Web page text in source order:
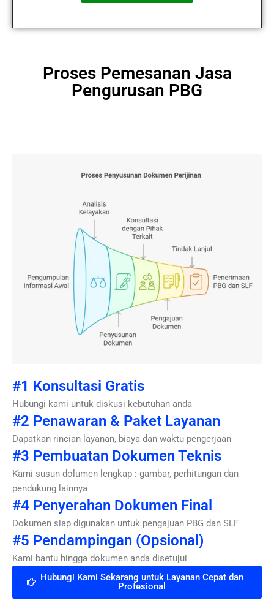
Proses Pemesanan Jasa
Pengurusan PBG
#1 Konsultasi Gratis
Hubungi kami untuk diskusi kebutuhan anda
#2 Penawaran & Paket Layanan
Dapatkan rincian layanan, biaya dan waktu pengerjaan
#3 Pembuatan Dokumen Teknis
Kami susun dolumen lengkap : gambar, perhitungan dan
pendukung lainnya
#4 Penyerahan Dokumen Final
Dokumen siap digunakan untuk pengajuan PBG dan SLF
#5 Pendampingan (Opsional)
Kami bantu hingga dokumen anda disetujui
Hubungi Kami Sekarang untuk Layanan Cepat dan
Profesional